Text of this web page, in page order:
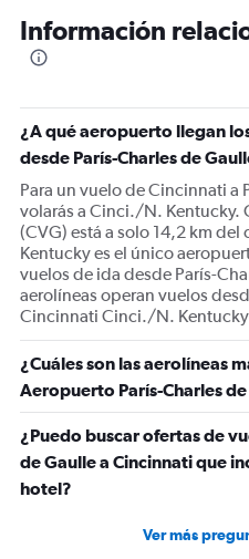
categories.
The
Y
axis
displaying
Number
of
flights.
Range:
0
to
30.
Información
¿A qué aeropuerto llegan
desde París-Charles de
Para un vuelo de Cincinnati a
volarás a Cinci./N.
(CVG) está a solo 14,2 km
Kentucky es el único
vuelos de ida desde París-
aerolíneas operan vuelos
Cincinnati Cinci./N. Kentucky
¿Cuáles son las aerolíneas
Aeropuerto París-Charles
¿Puedo buscar ofertas de
de Gaulle a Cincinnati que
hotel?
Ver más